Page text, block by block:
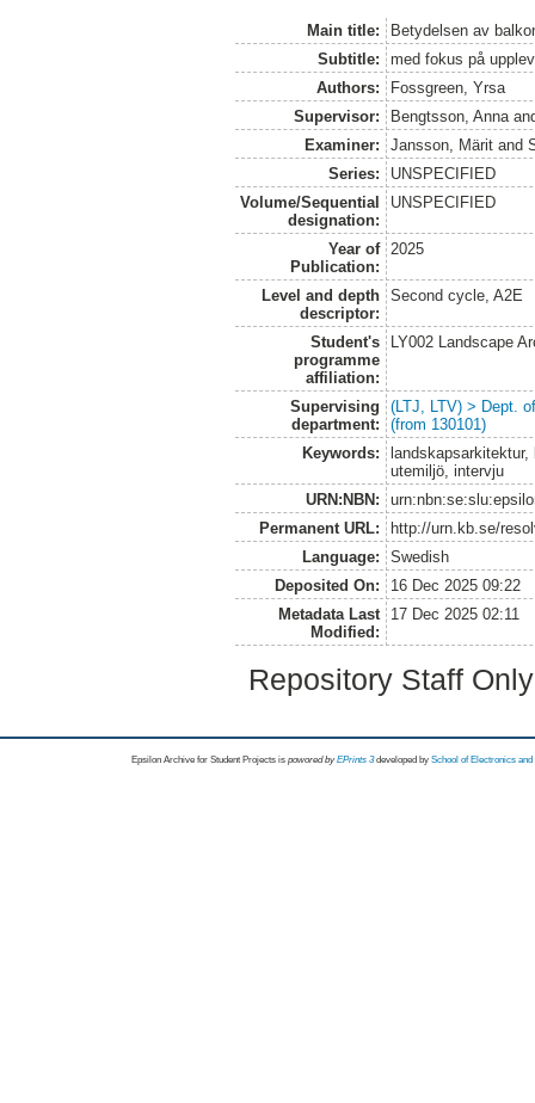
Main title:
Betydelsen av
Subtitle:
med fokus på
Authors:
Fossgreen, Yrsa
Supervisor:
Bengtsson, Anna
Examiner:
Jansson, Märit and
Series:
UNSPECIFIED
Volume/Sequential
designation:
UNSPECIFIED
Year of
Publication:
2025
Level and depth
descriptor:
Second cycle, A2E
Student's
programme
affiliation:
LY002 Landscape
Supervising
department:
(LTJ, LTV) > Dept.
(from 130101)
Keywords:
utemiljö, intervju
URN:NBN:
Permanent URL:
http://urn.kb.se/
Language:
Swedish
Deposited On:
16 Dec 2025 09:22
Metadata Last
Modified:
17 Dec 2025 02:11
Repository Staff
Epsilon Archive for Student Projects is powored byEPrints 3 developed by School of Electronics